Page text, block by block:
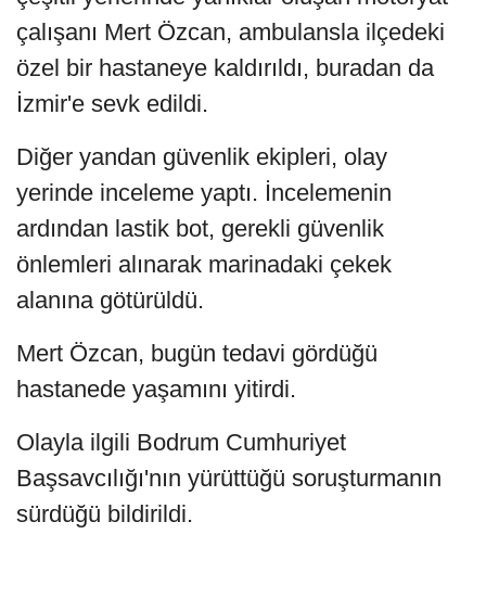
çalışanı Mert Özcan, ambulansla ilçedeki
özel bir hastaneye kaldırıldı, buradan da
İzmir'e sevk edildi.
Diğer yandan güvenlik ekipleri, olay
yerinde inceleme yaptı. İncelemenin
ardından lastik bot, gerekli güvenlik
önlemleri alınarak marinadaki çekek
alanına götürüldü.
Mert Özcan, bugün tedavi gördüğü
hastanede yaşamını yitirdi.
Olayla ilgili Bodrum Cumhuriyet
Başsavcılığı'nın yürüttüğü soruşturmanın
sürdüğü bildirildi.